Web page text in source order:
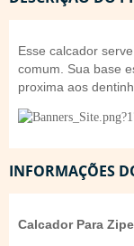
Esse calcador
comum. Sua base
proxima aos
INFORMAÇÕES
Calcador Para